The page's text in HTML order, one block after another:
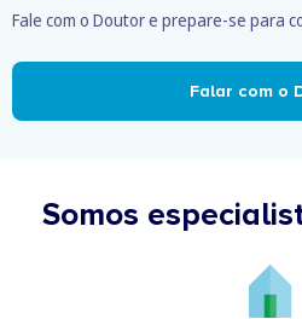
Fale com o Doutor e prepare-se para
Falar com o
Somos